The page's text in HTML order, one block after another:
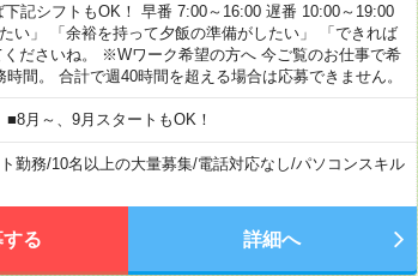
記シフトもOK！ 早番 7:00～16:00 遅番 10:00～19:00
い」 「余裕を持って夕飯の準備がしたい」 「できれば
ださいね。 ※Wワーク希望の方へ 今ご覧のお仕事で希
間。 合計で週40時間を超える場合は応募できません。
月～、9月スタートもOK！
勤務/10名以上の大量募集/電話対応なし/パソコンスキル
る 詳細へ